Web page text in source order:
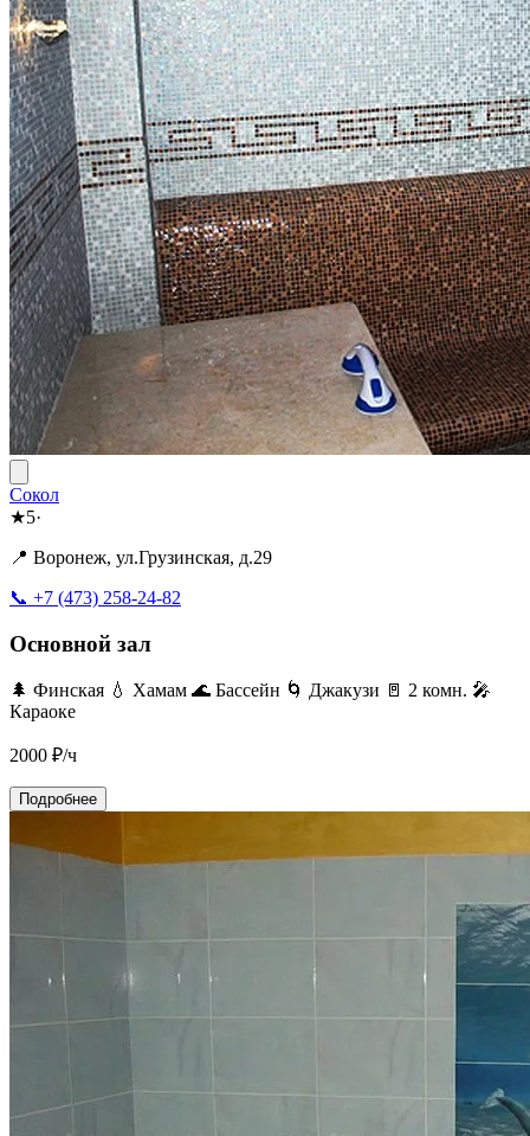
Сокол
★5·
📍 Воронеж, ул.Грузинская, д.29
📞 +7 (473) 258-24-82
Основной зал
🌲 Финская 💧 Хамам 🌊 Бассейн 🌀 Джакузи 🚪 2 комн. 🎤
Караоке
2000 ₽/ч
Подробнее